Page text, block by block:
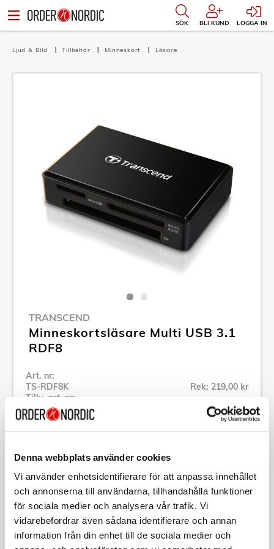
Denna webbplats använder cookies
Vi använder enhetsidentifierare för att anpassa innehållet
och annonserna till användarna, tillhandahålla funktioner
för sociala medier och analysera vår trafik. Vi
vidarebefordrar även sådana identifierare och annan
information från din enhet till de sociala medier och
SÖK BLI KUND LOGGA IN
Ljud & Bild Tillbehör Minneskort Läsare
TRANSCEND
Minneskortsläsare Multi USB 3.1
RDF8
Art. nr:
TS-RDF8K
Tillv. art. nr:
TS-RDF8K2
Rek: 219,00 kr
Se alla produkter inom Transcend
Specifikation
Beskrivning
TS-RDF8K